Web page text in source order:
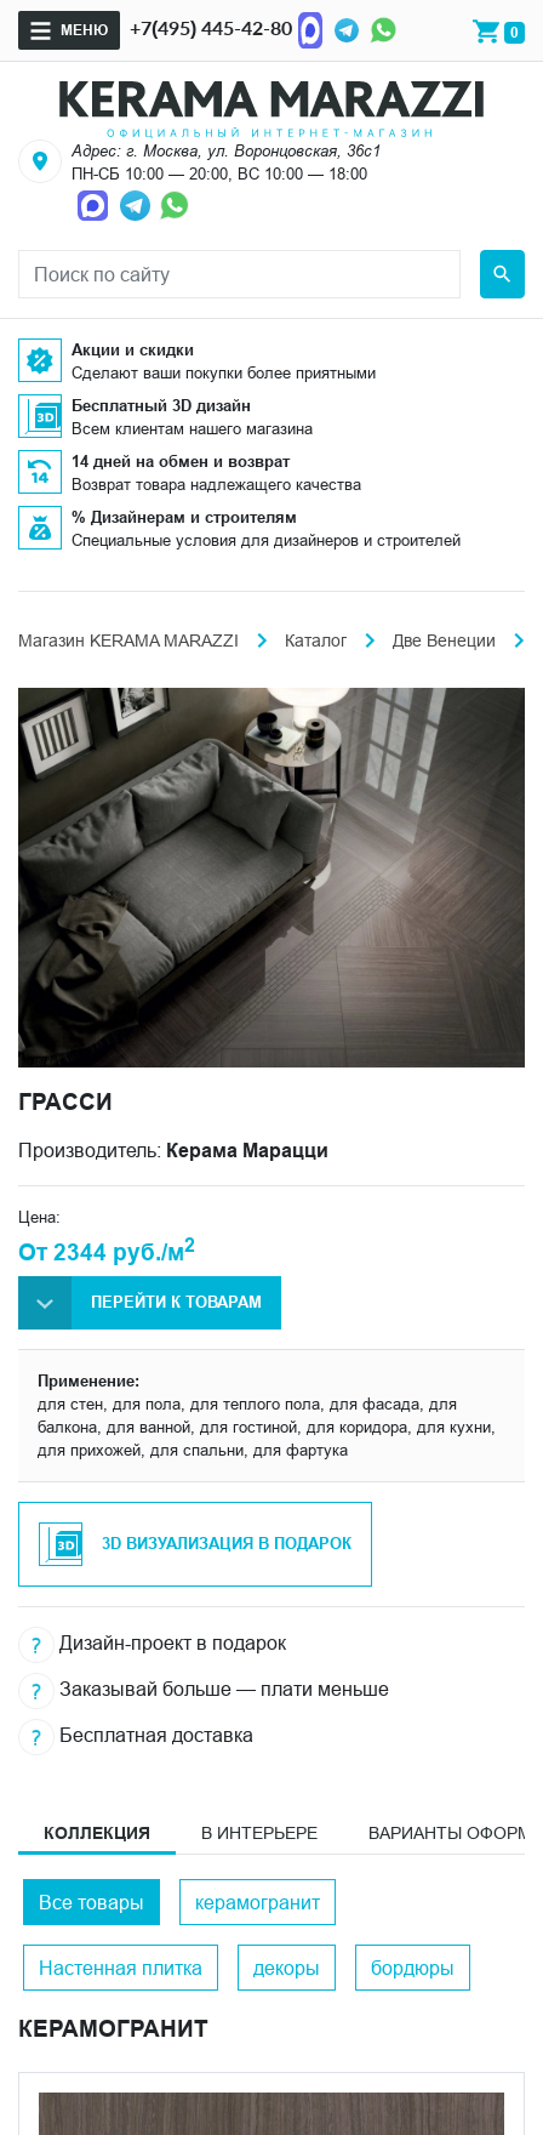
МЕНЮ +7(495) 445-42-80 0
Адрес: г. Москва, ул. Воронцовская, 36с1
ПН-СБ 10:00 — 20:00, ВС 10:00 — 18:00
Акции и скидки
Сделают ваши покупки более приятными
Бесплатный 3D дизайн
Всем клиентам нашего магазина
14 дней на обмен и возврат
Возврат товара надлежащего качества
% Дизайнерам и строителям
Специальные условия для дизайнеров и строителей
Магазин KERAMA MARAZZI Каталог Две Венеции
ГРАССИ
Производитель: Керама Марацци
Цена:
От 2344 руб./м2
ПЕРЕЙТИ К ТОВАРАМ
Применение:
для стен, для пола, для теплого пола, для фасада, для
балкона, для ванной, для гостиной, для коридора, для кухни,
для прихожей, для спальни, для фартука
3D ВИЗУАЛИЗАЦИЯ В ПОДАРОК
Дизайн-проект в подарок
Заказывай больше — плати меньше
Бесплатная доставка
КОЛЛЕКЦИЯ В ИНТЕРЬЕРЕ ВАРИАНТЫ
Все товары керамогранит
Настенная плитка декоры бордюры
КЕРАМОГРАНИТ